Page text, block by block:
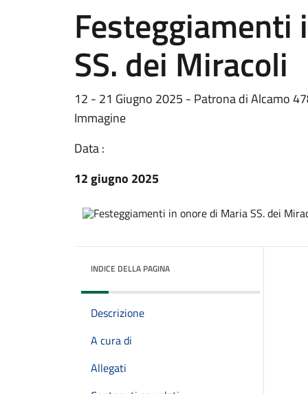
Festeggiamenti
SS. dei Miracoli
12 - 21 Giugno 2025 - Patrona di Alcamo
Immagine
Data :
12 giugno 2025
INDICE DELLA PAGINA
Descrizione
A cura di
Allegati